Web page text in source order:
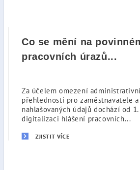
Co se mění na
pracovních úrazů...
Za účelem omezení
přehlednosti pro zaměstnavatele
nahlašovaných údajů dochází od
digitalizaci hlášení pracovních...
ZJISTIT VÍCE